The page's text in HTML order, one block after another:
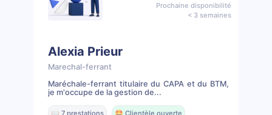
Prochaine disponibilité
< 3 semaines
Alexia Prieur
Marechal-ferrant
Maréchale-ferrant titulaire du CAPA et du BTM,
je m'occupe de la gestion de...
📖 7 prestations 🤩 Clientèle ouverte